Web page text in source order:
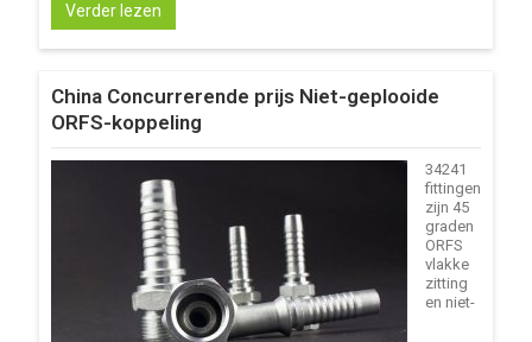
Verder lezen
China Concurrerende prijs Niet-geplooide
ORFS-koppeling
34241
fittingen
zijn 45
graden
ORFS
vlakke
zitting
en niet-